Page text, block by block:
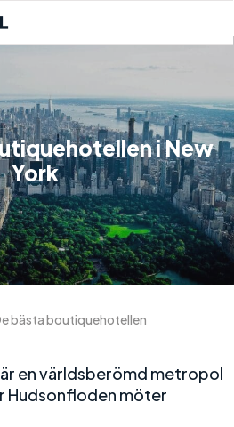
i New
York
bästa boutiquehotellen
är en världsberömd metropol
Hudsonfloden möter